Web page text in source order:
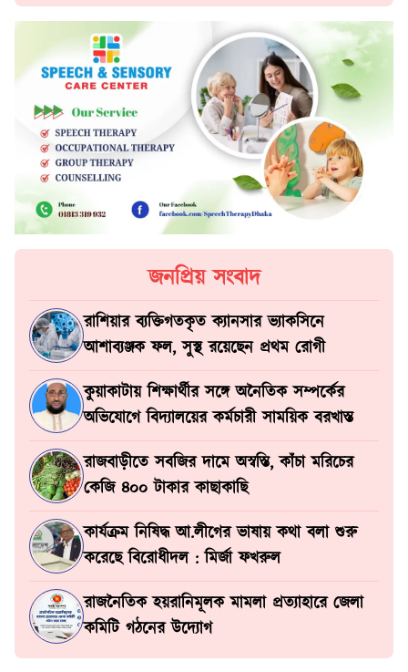
জনপ্রিয় সংবাদ
রাশিয়ার ব্যক্তিগতকৃত ক্যানসার ভ্যাকসিনে
আশাব্যঞ্জক ফল, সুস্থ রয়েছেন প্রথম রোগী
কুয়াকাটায় শিক্ষার্থীর সঙ্গে অনৈতিক সম্পর্কের
অভিযোগে বিদ্যালয়ের কর্মচারী সাময়িক বরখাস্ত
রাজবাড়ীতে সবজির দামে অস্বস্তি, কাঁচা মরিচের
কেজি ৪০০ টাকার কাছাকাছি
কার্যক্রম নিষিদ্ধ আ.লীগের ভাষায় কথা বলা শুরু
করেছে বিরোধীদল : মির্জা ফখরুল
রাজনৈতিক হয়রানিমূলক মামলা প্রত্যাহারে জেলা
কমিটি গঠনের উদ্যোগ